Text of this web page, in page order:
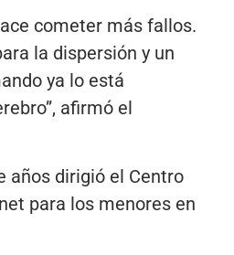
cometer más fallos.
la dispersión y un
ya lo está
afirmó el
años dirigió el Centro
para los menores en